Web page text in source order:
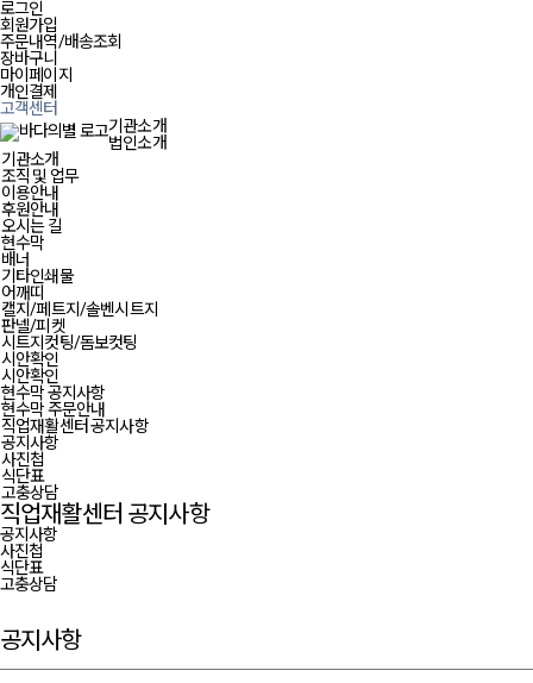
로그인
회원가입
주문내역/배송조회
장바구니
마이페이지
개인결제
고객센터
기관소개
법인소개
기관소개
조직 및 업무
이용안내
후원안내
오시는 길
현수막
배너
기타인쇄물
어깨띠
캘지/페트지/솔벤시트지
판넬/피켓
시트지컷팅/돔보컷팅
시안확인
시안확인
현수막 공지사항
현수막 주문안내
직업재활센터 공지사항
공지사항
사진첩
식단표
고충상담
직업재활센터 공지사항
공지사항
사진첩
식단표
고충상담
공지사항